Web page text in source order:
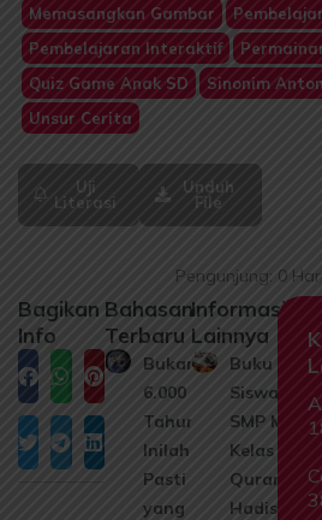
Memasangkan Gambar
Pembelajaran Interaktif
Quiz Game Anak SD
Sinonim
Unsur Cerita
Uji
Literasi
Unduh
File
Pengunjung: 0
Bagikan
Info
Facebook
WhatsApp
Pinterest
TwitterTelegram
LinkedIn
Bahasan
Terbaru
Bukan
6.000
Tahun!
Inilah Usia
Pasti Bumi
yang Bikin
Informasi
Lainnya
Buku
Siswa
SMP Mts
Kelas 8 Al
Quran
Hadis